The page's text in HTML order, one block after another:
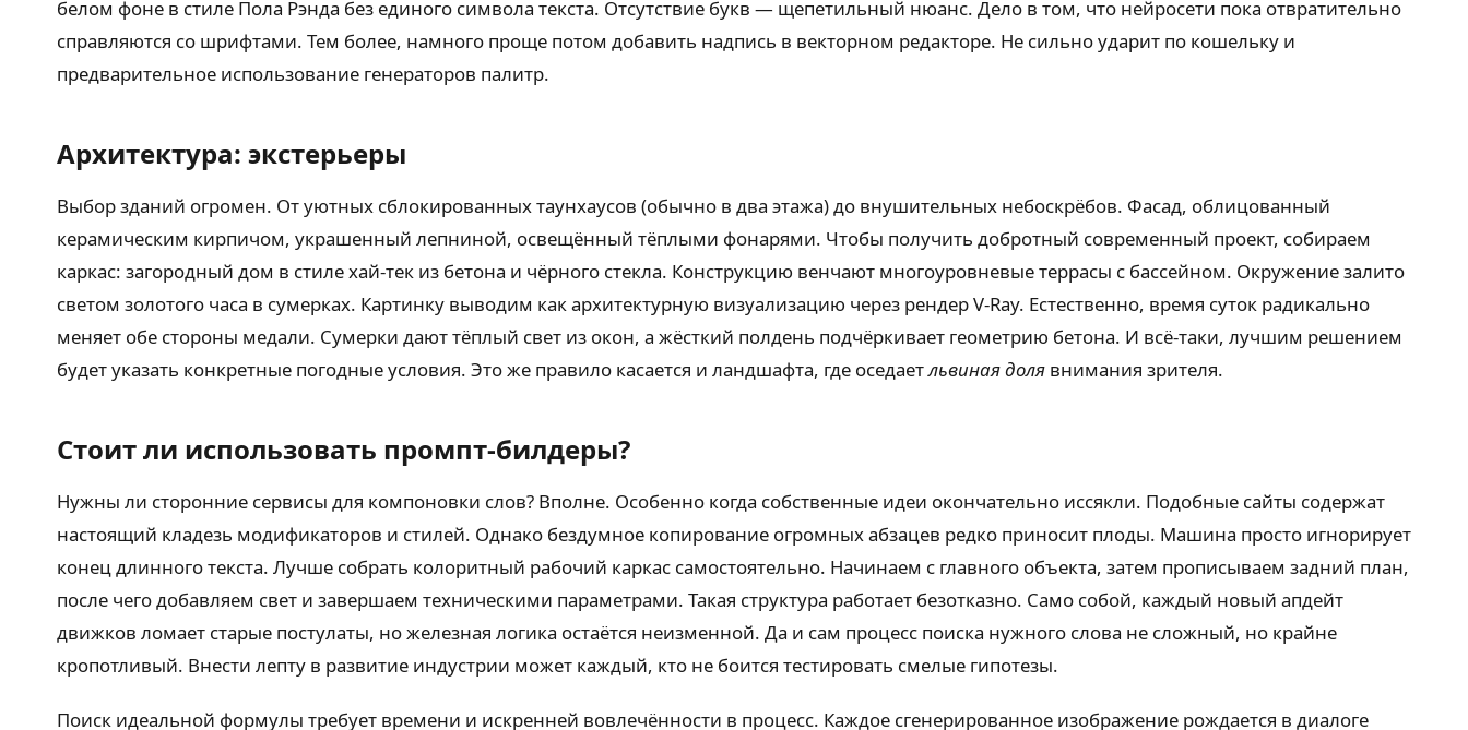
белом фоне в стиле Пола Рэнда без единого символа текста. Отсутствие букв — щепетильный нюанс. Дело в том, что нейросети пока отвратительно
справляются со шрифтами. Тем более, намного проще потом добавить надпись в векторном редакторе. Не сильно ударит по кошельку и
предварительное использование генераторов палитр.
Архитектура: экстерьеры
Выбор зданий огромен. От уютных сблокированных таунхаусов (обычно в два этажа) до внушительных небоскрёбов. Фасад, облицованный
керамическим кирпичом, украшенный лепниной, освещённый тёплыми фонарями. Чтобы получить добротный современный проект, собираем
каркас: загородный дом в стиле хай-тек из бетона и чёрного стекла. Конструкцию венчают многоуровневые террасы с бассейном. Окружение залито
светом золотого часа в сумерках. Картинку выводим как архитектурную визуализацию через рендер V-Ray. Естественно, время суток радикально
меняет обе стороны медали. Сумерки дают тёплый свет из окон, а жёсткий полдень подчёркивает геометрию бетона. И всё-таки, лучшим решением
будет указать конкретные погодные условия. Это же правило касается и ландшафта, где оседаетльвиная доля внимания зрителя.
Стоит ли использовать промпт-билдеры?
Нужны ли сторонние сервисы для компоновки слов? Вполне. Особенно когда собственные идеи окончательно иссякли. Подобные сайты содержат
настоящий кладезь модификаторов и стилей. Однако бездумное копирование огромных абзацев редко приносит плоды. Машина просто игнорирует
конец длинного текста. Лучше собрать колоритный рабочий каркас самостоятельно. Начинаем с главного объекта, затем прописываем задний план,
после чего добавляем свет и завершаем техническими параметрами. Такая структура работает безотказно. Само собой, каждый новый апдейт
движков ломает старые постулаты, но железная логика остаётся неизменной. Да и сам процесс поиска нужного слова не сложный, но крайне
кропотливый. Внести лепту в развитие индустрии может каждый, кто не боится тестировать смелые гипотезы.
Поиск идеальной формулы требует времени и искренней вовлечённости в процесс. Каждое сгенерированное изображение рождается в диалоге